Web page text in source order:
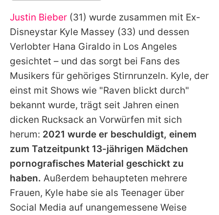
Alle Themen auf Promiflash
Jobs
App runterladen
Team
Redaktionelle Richtlinien
Impressum
Datenschutzerklärung
Nutzungsbedingungen
Utiq verwalten
Justin Bieber (31) wurde zusammen mit Ex-
Disneystar Kyle Massey (33) und dessen
Verlobter Hana Giraldo in Los Angeles
gesichtet – und das sorgt bei Fans des
Musikers für gehöriges Stirnrunzeln. Kyle, der
einst mit Shows wie "Raven blickt durch"
bekannt wurde, trägt seit Jahren einen
dicken Rucksack an Vorwürfen mit sich
herum: 2021 wurde er beschuldigt, einem
zum Tatzeitpunkt 13-jährigen Mädchen
pornografisches Material geschickt zu
haben. Außerdem behaupteten mehrere
Frauen, Kyle habe sie als Teenager über
Social Media auf unangemessene Weise